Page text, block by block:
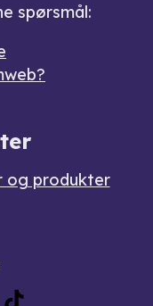
spørsmål:
og produkter